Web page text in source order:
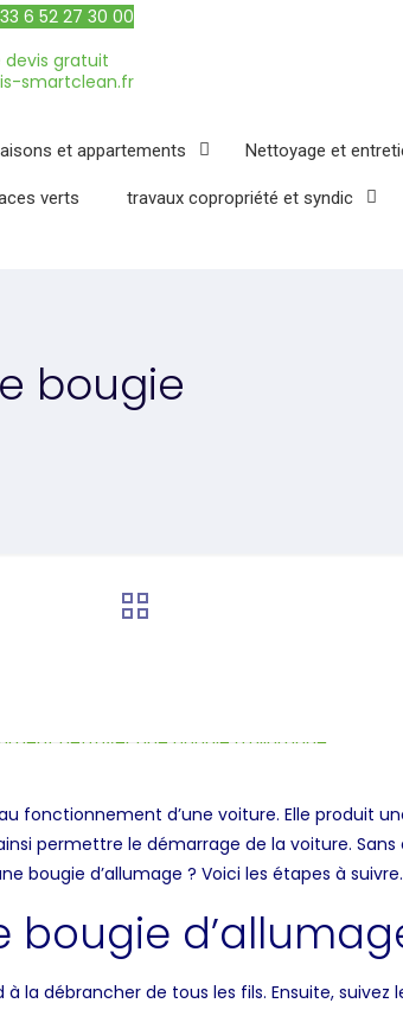
6 52 27 30 00
gratuit
smartclean.fr
et appartements Nettoyage et
verts travaux copropriété et syndic
bougie
fonctionnement d’une voiture. Elle produit
permettre le démarrage de la voiture.
bougie d’allumage ? Voici les étapes à suivre.
la débrancher de tous les fils. Ensuite, suivez